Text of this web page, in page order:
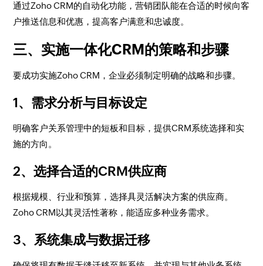
通过Zoho CRM的自动化功能，营销团队能在合适的时候向客
户推送信息和优惠，提高客户满意和忠诚度。
三、实施一体化CRM的策略和步骤
要成功实施Zoho CRM，企业必须制定明确的战略和步骤。
1、需求分析与目标设定
明确客户关系管理中的短板和目标，提供CRM系统选择和实
施的方向。
2、选择合适的CRM供应商
根据规模、行业和预算，选择具灵活解决方案的供应商。
Zoho CRM以其灵活性著称，能适应多种业务需求。
3、系统集成与数据迁移